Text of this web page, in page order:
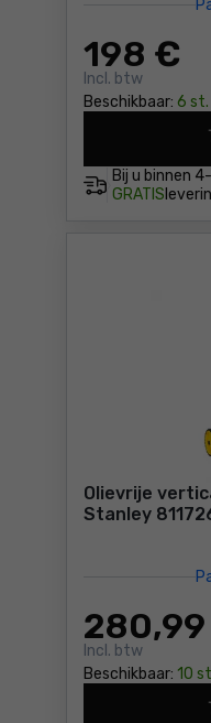
198 €
Incl. btw
Beschikbaar: 6 st.
Bij u binnen
GRATIS
Olievrije
Stanley
280
Incl. btw
Beschikbaar: 10